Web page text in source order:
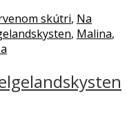
skútri, Na
, Malina,